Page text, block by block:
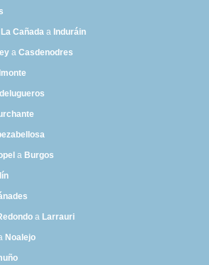
Cañada a Induráin
aCasdenodres
a Burgos
a Larrauri
Noalejo